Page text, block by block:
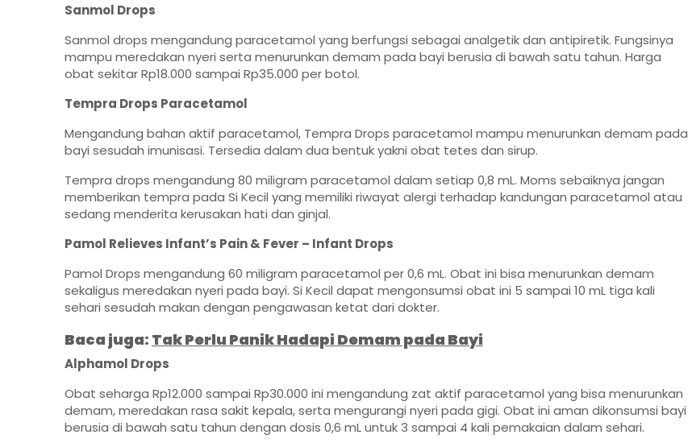
Sanmol Drops
Sanmol drops mengandung paracetamol yang berfungsi sebagai analgetik dan antipiretik. Fungsinya
mampu meredakan nyeri serta menurunkan demam pada bayi berusia di bawah satu tahun. Harga
obat sekitar Rp18.000 sampai Rp35.000 per botol.
Tempra Drops Paracetamol
Mengandung bahan aktif paracetamol, Tempra Drops paracetamol mampu menurunkan demam pada
bayi sesudah imunisasi. Tersedia dalam dua bentuk yakni obat tetes dan sirup.
Tempra drops mengandung 80 miligram paracetamol dalam setiap 0,8 mL. Moms sebaiknya jangan
memberikan tempra pada Si Kecil yang memiliki riwayat alergi terhadap kandungan paracetamol atau
sedang menderita kerusakan hati dan ginjal.
Pamol Relieves Infant’s Pain & Fever – Infant Drops
Pamol Drops mengandung 60 miligram paracetamol per 0,6 mL. Obat ini bisa menurunkan demam
sekaligus meredakan nyeri pada bayi. Si Kecil dapat mengonsumsi obat ini 5 sampai 10 mL tiga kali
sehari sesudah makan dengan pengawasan ketat dari dokter.
Baca juga: Tak Perlu Panik Hadapi Demam pada Bayi
Alphamol Drops
Obat seharga Rp12.000 sampai Rp30.000 ini mengandung zat aktif paracetamol yang bisa menurunkan
demam, meredakan rasa sakit kepala, serta mengurangi nyeri pada gigi. Obat ini aman dikonsumsi bayi
berusia di bawah satu tahun dengan dosis 0,6 mL untuk 3 sampai 4 kali pemakaian dalam sehari.